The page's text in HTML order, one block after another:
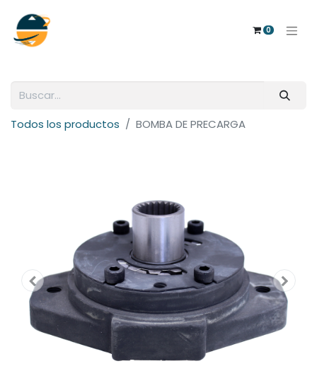
0
Todos los productos BOMBA DE PRECARGA